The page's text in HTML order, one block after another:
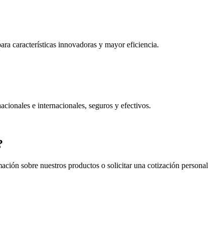
características innovadoras y mayor eficiencia.
e internacionales, seguros y efectivos.
sobre nuestros productos o solicitar una cotización